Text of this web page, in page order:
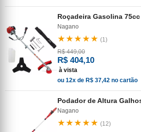
Roçadeira Gasolina
Nagano
★★★★★ (1)
R$ 449,00
R$ 404,10
à vista
ou 12x de R$ 37,42 no cartão
Podador de Altura
Nagano
★★★★★ (12)